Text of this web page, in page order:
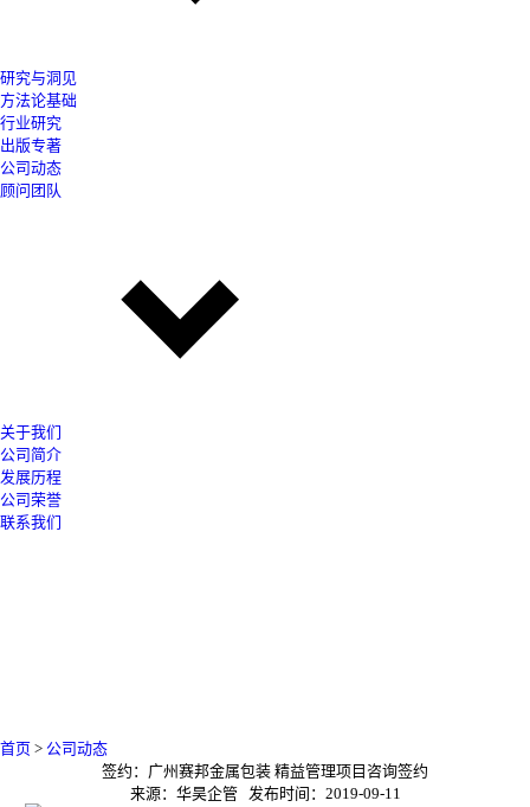
研究与洞见
方法论基础
行业研究
出版专著
公司动态
顾问团队
关于我们
公司简介
发展历程
公司荣誉
联系我们
首页 > 公司动态
签约：广州赛邦金属包装 精益管理项目咨询签约
来源：华昊企管 发布时间：2019-09-11